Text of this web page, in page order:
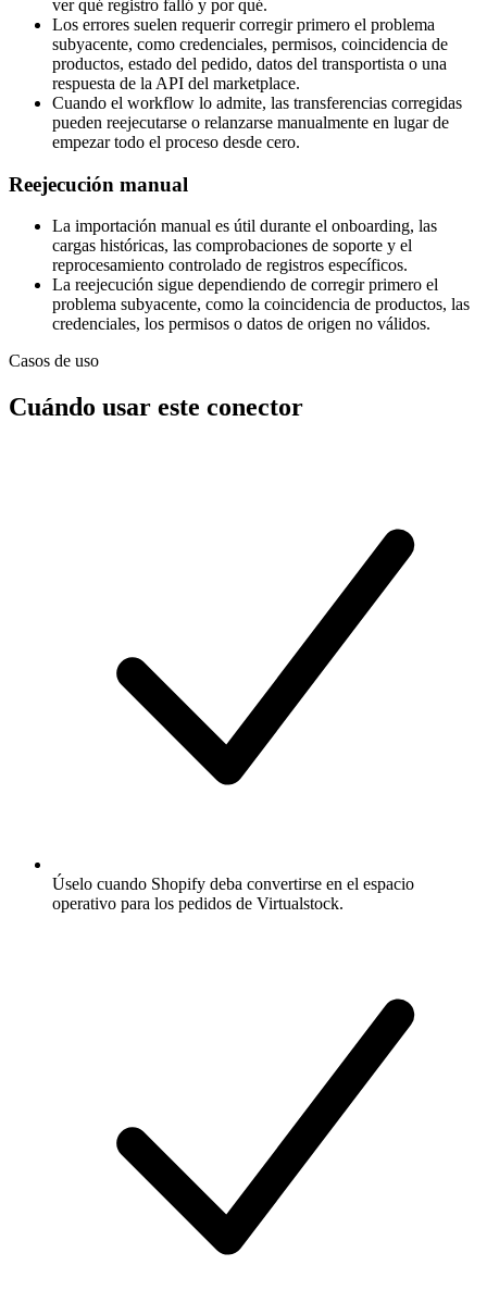
ver qué registro falló y por qué.
Los errores suelen requerir corregir primero el problema
subyacente, como credenciales, permisos, coincidencia de
productos, estado del pedido, datos del transportista o una
respuesta de la API del marketplace.
Cuando el workflow lo admite, las transferencias corregidas
pueden reejecutarse o relanzarse manualmente en lugar de
empezar todo el proceso desde cero.
Reejecución manual
La importación manual es útil durante el onboarding, las
cargas históricas, las comprobaciones de soporte y el
reprocesamiento controlado de registros específicos.
La reejecución sigue dependiendo de corregir primero el
problema subyacente, como la coincidencia de productos, las
credenciales, los permisos o datos de origen no válidos.
Casos de uso
Cuándo usar este conector
Úselo cuando Shopify deba convertirse en el espacio
operativo para los pedidos de Virtualstock.